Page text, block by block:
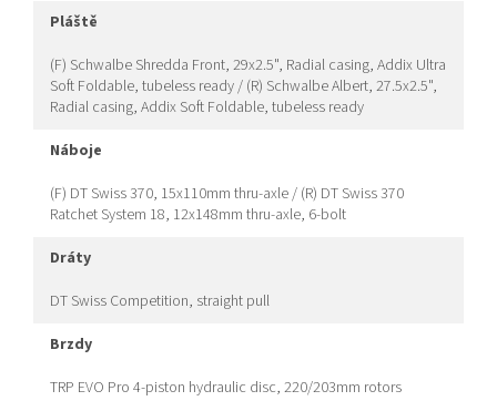
pláště
(F) Schwalbe Shredda Front, 29x2.5", Radial casing, Addix Ultra
Soft Foldable, tubeless ready / (R) Schwalbe Albert, 27.5x2.5",
Radial casing, Addix Soft Foldable, tubeless ready
náboje
(F) DT Swiss 370, 15x110mm thru-axle / (R) DT Swiss 370
Ratchet System 18, 12x148mm thru-axle, 6-bolt
dráty
DT Swiss Competition, straight pull
brzdy
TRP EVO Pro 4-piston hydraulic disc, 220/203mm rotors